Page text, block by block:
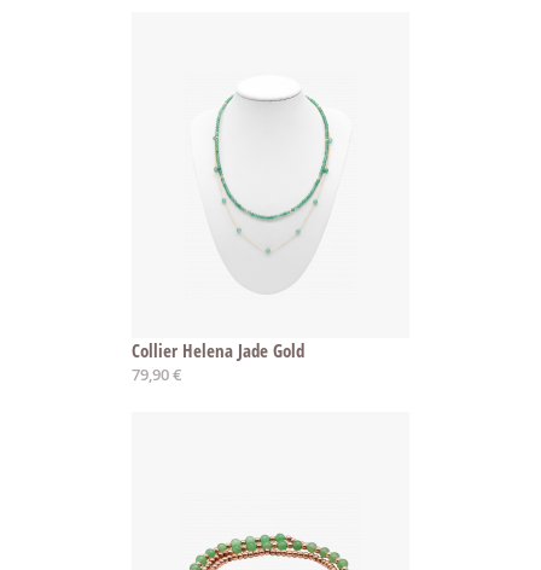
Collier Helena Jade Gold
79,90 €